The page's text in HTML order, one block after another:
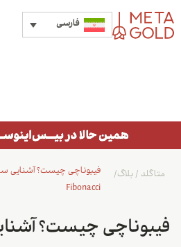
فارسی
فیبوناچی چیست؟ آشنایی
Fibonacci
متاگلد /بلاگ/
فیبوناچی چیست؟